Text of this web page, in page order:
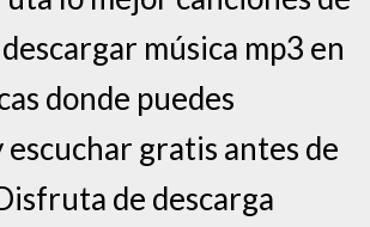
música mp3 en
donde puedes
escuchar gratis antes de
de descarga